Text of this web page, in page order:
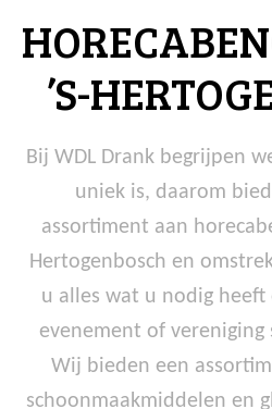
’S-
Bij WDL Drank begrijpen
uniek is, daarom
assortiment aan
Hertogenbosch en
u alles wat u nodig heeft
evenement of vereniging
Wij bieden een
schoonmaakmiddelen en